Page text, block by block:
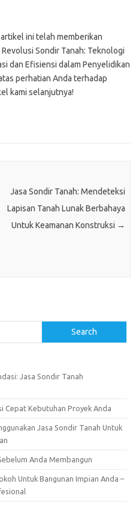
ini telah memberikan
Sondir Tanah: Teknologi
dan Efisiensi dalam Penyelidikan
perhatian Anda terhadap
kami selanjutnya!
Jasa Sondir Tanah: Mendeteksi
Lapisan Tanah Lunak Berbahaya
Untuk Keamanan Konstruksi →
Search
Jasa Sondir Tanah
Cepat Kebutuhan Proyek Anda
Jasa Sondir Tanah Untuk
Anda Membangun
Untuk Bangunan Impian Anda –